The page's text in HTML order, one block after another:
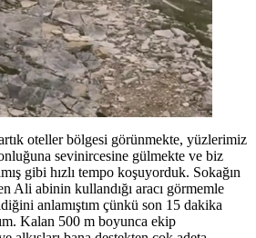
oteller bölgesi görünmekte, yüzlerimiz
sevinircesine gülmekte ve biz
gibi hızlı tempo koşuyorduk. Sokağın
Ali abinin kullandığı aracı görmemle
anlamıştım çünkü son 15 dakika
Kalan 500 m boyunca ekip